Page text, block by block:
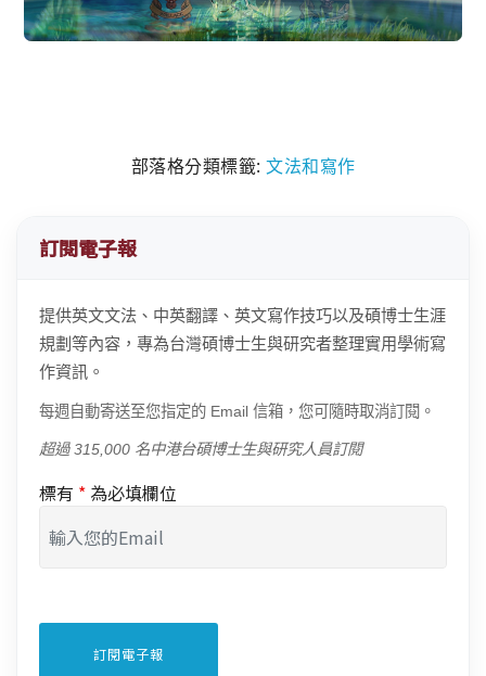
部落格分類標籤: 文法和寫作
訂閱電子報
提供英文文法、中英翻譯、英文寫作技巧以及碩博士生涯
規劃等內容，專為台灣碩博士生與研究者整理實用學術寫
作資訊。
每週自動寄送至您指定的 Email 信箱，您可隨時取消訂閱。
超過 315,000 名中港台碩博士生與研究人員訂閱
標有 * 為必填欄位